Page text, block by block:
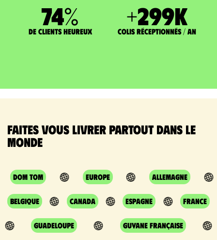
75%
de clients heureux
+300K
Colis réceptionnés / an
Faites vous livrer partout dans le
monde
DOM TOM Europe Allemagne
Belgique Canada Espagne France
Guadeloupe Guyane Française